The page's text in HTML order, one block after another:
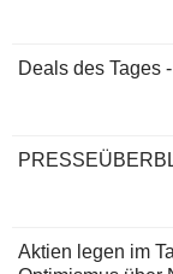
Deals des Tages
Aktien legen im